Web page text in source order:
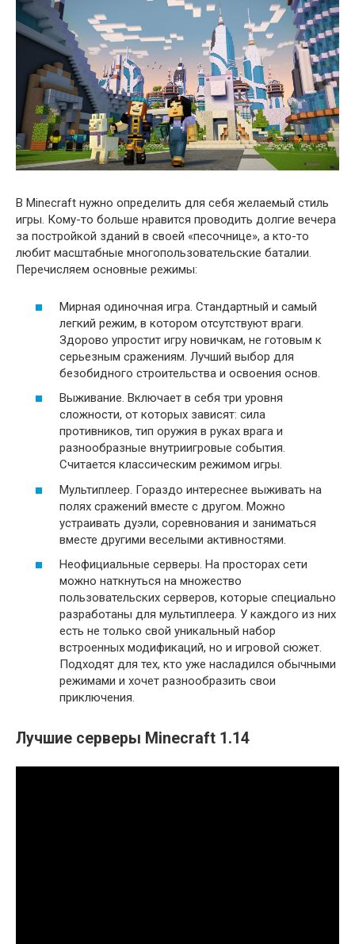
В Minecraft нужно определить для себя желаемый стиль
игры. Кому-то больше нравится проводить долгие вечера
за постройкой зданий в своей «песочнице», а кто-то
любит масштабные многопользовательские баталии.
Перечисляем основные режимы:
Мирная одиночная игра. Стандартный и самый
легкий режим, в котором отсутствуют враги.
Здорово упростит игру новичкам, не готовым к
серьезным сражениям. Лучший выбор для
безобидного строительства и освоения основ.
Выживание. Включает в себя три уровня
сложности, от которых зависят: сила
противников, тип оружия в руках врага и
разнообразные внутриигровые события.
Считается классическим режимом игры.
Мультиплеер. Гораздо интереснее выживать на
полях сражений вместе с другом. Можно
устраивать дуэли, соревнования и заниматься
вместе другими веселыми активностями.
Неофициальные серверы. На просторах сети
можно наткнуться на множество
пользовательских серверов, которые специально
разработаны для мультиплеера. У каждого из них
есть не только свой уникальный набор
встроенных модификаций, но и игровой сюжет.
Подходят для тех, кто уже насладился обычными
режимами и хочет разнообразить свои
приключения.
Лучшие серверы Minecraft 1.14